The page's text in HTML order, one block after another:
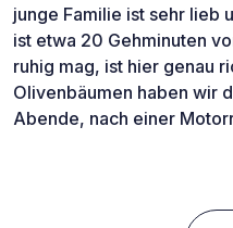
junge Familie ist sehr lieb
ist etwa 20 Gehminuten
ruhig mag, ist hier genau
Olivenbäumen haben wir
Abende, nach einer